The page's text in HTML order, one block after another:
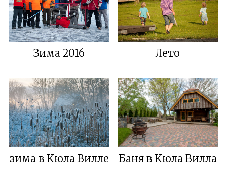
Зима 2016 Лето
зима в Кюла Виллe Баня в Кюла Вилла